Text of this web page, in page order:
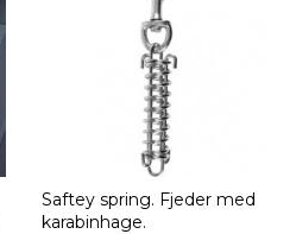
Saftey spring. Fjeder med
karabinhage.